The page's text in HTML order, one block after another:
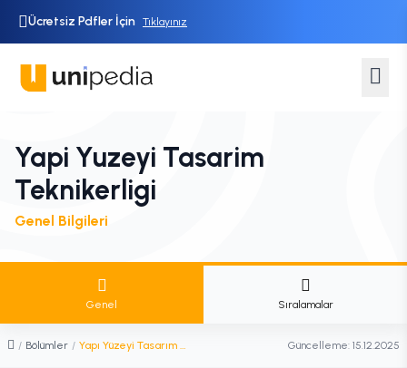
Ücretsiz Pdfler İçin Tıklayınız
Yapi Yuzeyi Tasarim
Teknikerligi
Genel Bilgileri
Genel Sıralamalar
/ Bölümler / Yapı Yüzeyi Tasarım Teknikerliği Güncelleme: 15.12.2025